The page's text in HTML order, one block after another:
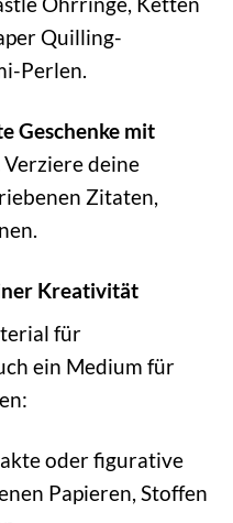
Quilling-
Perlen.
Geschenke mit
Verziere deine
Zitaten,
Kreativität
für
ein Medium für
oder figurative
Papieren, Stoffen